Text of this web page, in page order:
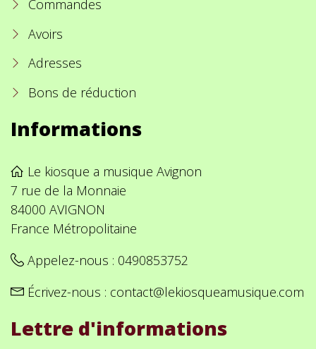
Commandes
Avoirs
Adresses
Bons de réduction
Informations
Le kiosque a musique Avignon
7 rue de la Monnaie
84000 AVIGNON
France Métropolitaine
Appelez-nous : 0490853752
Écrivez-nous : contact@lekiosqueamusique.com
Lettre d'informations